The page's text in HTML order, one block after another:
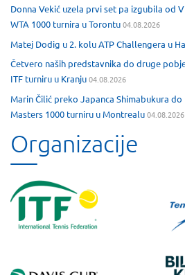
Donna Vekić uzela prvi set pa izgubila od
WTA 1000 turnira u Torontu04.08.2026
Matej Dodig u 2. kolu ATP Challengera u
Četvero naših predstavnika do druge
ITF turniru u Kranju04.08.2026
Marin Čilić preko Japanca Shimabukura
Masters 1000 turniru u Montrealu04.08.2026
Organizacije